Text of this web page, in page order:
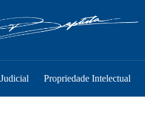
Propriedade Intelectual